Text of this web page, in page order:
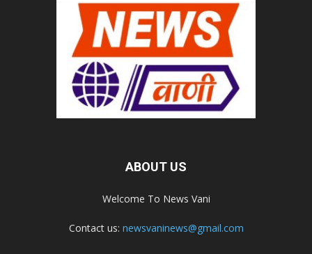
ABOUT US
Welcome To News Vani
Contact us: newsvaninews@gmail.com